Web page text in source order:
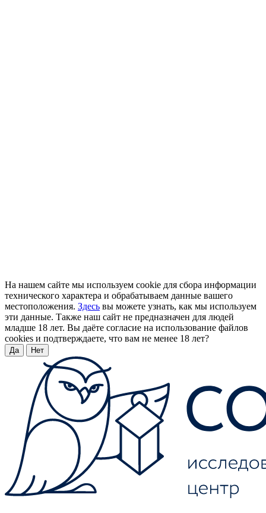
На нашем сайте мы используем cookie для сбора информации
технического характера и обрабатываем данные вашего
местоположения. Здесь вы можете узнать, как мы используем
эти данные. Также наш сайт не предназначен для людей
младше 18 лет. Вы даёте согласие на использование файлов
cookies и подтверждаете, что вам не менее 18 лет?
Да Нет